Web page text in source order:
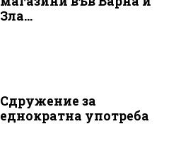
Зла...
Сдружение за
еднократна употреба